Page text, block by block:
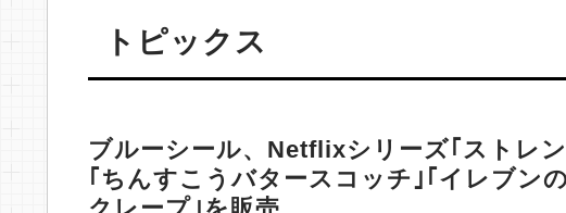
トピックス
ブルーシール、Netflixシリーズ｢ストレ
｢ちんすこうバタースコッチ｣｢イレブン